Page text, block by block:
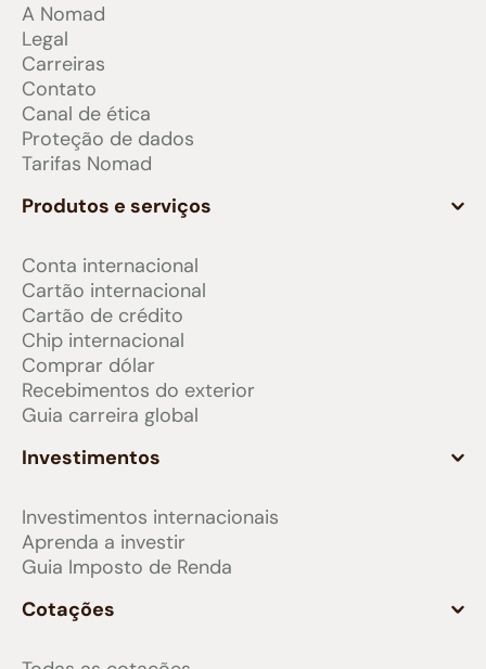
A Nomad
Legal
Carreiras
Contato
Canal de ética
Proteção de dados
Tarifas Nomad
Produtos e serviços
Conta internacional
Cartão internacional
Cartão de crédito
Chip internacional
Comprar dólar
Recebimentos do exterior
Guia carreira global
Investimentos
Investimentos internacionais
Aprenda a investir
Guia Imposto de Renda
Cotações